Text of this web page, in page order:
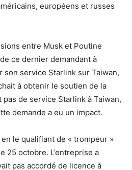
européens et russes
entre Musk et Poutine
ce dernier demandant à
son service Starlink sur Taiwan,
à obtenir le soutien de la
de service Starlink à Taiwan,
demande a eu un impact.
en le qualifiant de « trompeur »
25 octobre. L’entreprise a
pas accordé de licence à